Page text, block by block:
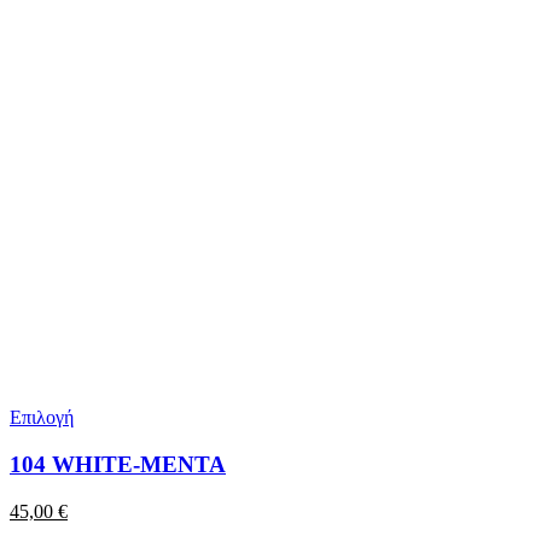
Επιλογή
104 WHITE-MENTA
45,00 €